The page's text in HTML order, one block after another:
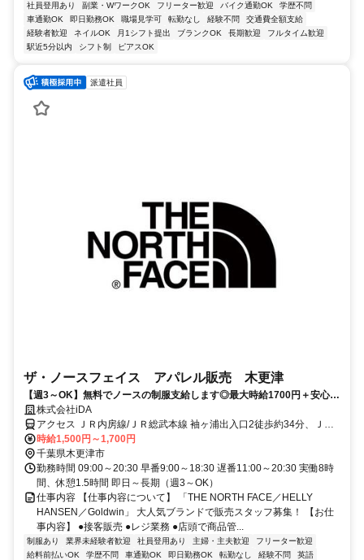
社員登用あり 副業・WワークOK フリーター歓迎 バイク通勤OK
学歴不問
車通勤OK
即日勤務OK 職場見学可 転勤なし 経験不問
交通費全額支給
経験者歓迎
ネイルOK 月1シフト提出 ブランクOK 長期歓迎
フルタイム歓迎
駅近5分以内
シフト制 ピアスOK
派遣社員
ザ・ノースフェイス アパレル販売 木更津
【週3～OK】無料でノースの制服支給します◎最大時給1700円＋安心の
前払いOK
株式会社iDA
アクセス ＪＲ内房線/ＪＲ総武本線 袖ヶ浦出入口2徒歩約34分、ＪＲ
内房線/ＪＲ総武本線 巌根東口徒歩約41分、ＪＲ久留里線 祇園（千葉
県）徒歩約77分 JR線 木更津駅、袖ケ浦駅よりバス15分
時給1,500円～1,700円
千葉県木更津市
勤務時間 09:00～20:30 早番9:00～18:30 遅番11:00～20:30 実働8時
間、休憩1.5時間 即日～長期（週3～OK）
仕事内容 【仕事内容について】 「THE NORTH FACE／HELLY
HANSEN／Goldwin」 大人気ブランドで販売スタッフ募集！ 【お仕
事内容】 ●接客販売 ●レジ業務 ●店頭で商品管...
制服あり 業界未経験者歓迎 社員登用あり 主婦・主夫歓迎
フリーター歓迎
給料前払いOK
学歴不問 車通勤OK 即日勤務OK 転勤なし 経験不問
英語